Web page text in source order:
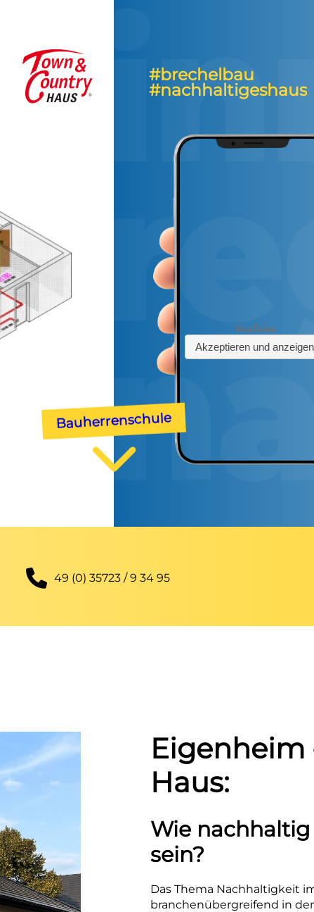
#brechelbau
#nachhaltigeshaus
49 (0) 35723 / 9 34 95
Bauherrenschule
Haus:
Wie
sein?
Das Thema Nachhaltigkeit
branchenübergreifend in